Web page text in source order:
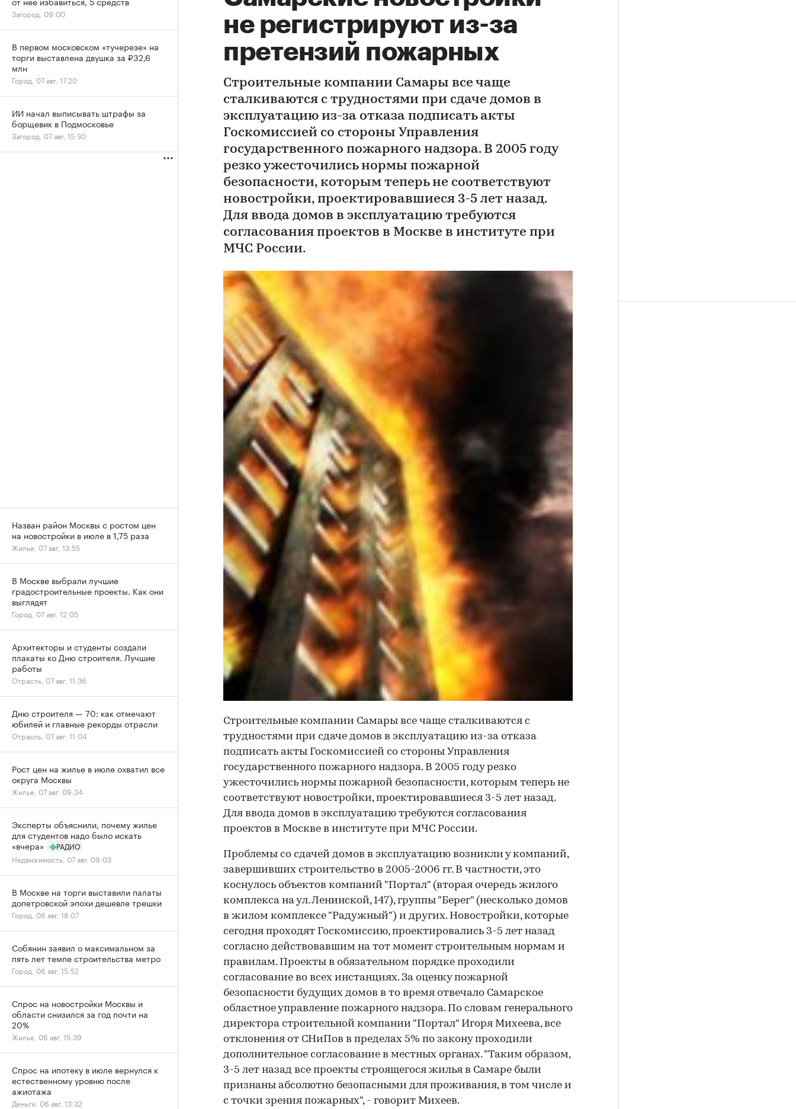
не регистрируют из-за
претензий пожарных
Строительные компании Самары все чаще
сталкиваются с трудностями при сдаче домов в
эксплуатацию из-за отказа подписать акты
Госкомиссией со стороны Управления
государственного пожарного надзора. В 2005 году
резко ужесточились нормы пожарной
безопасности, которым теперь не соответствуют
новостройки, проектировавшиеся 3-5 лет назад.
Для ввода домов в эксплуатацию требуются
согласования проектов в Москве в институте при
МЧС России.
Строительные компании Самары все чаще сталкиваются с
трудностями при сдаче домов в эксплуатацию из-за отказа
подписать акты Госкомиссией со стороны Управления
государственного пожарного надзора. В 2005 году резко
ужесточились нормы пожарной безопасности, которым теперь не
соответствуют новостройки, проектировавшиеся 3-5 лет назад.
Для ввода домов в эксплуатацию требуются согласования
проектов в Москве в институте при МЧС России.
Проблемы со сдачей домов в эксплуатацию возникли у компаний,
завершивших строительство в 2005-2006 гг. В частности, это
коснулось объектов компаний "Портал" (вторая очередь жилого
комплекса на ул. Ленинской, 147), группы "Берег" (несколько домов
в жилом комплексе "Радужный") и других. Новостройки, которые
сегодня проходят Госкомиссию, проектировались 3-5 лет назад
согласно действовавшим на тот момент строительным нормам и
правилам. Проекты в обязательном порядке проходили
согласование во всех инстанциях. За оценку пожарной
безопасности будущих домов в то время отвечало Самарское
областное управление пожарного надзора. По словам генерального
директора строительной компании "Портал" Игоря Михеева, все
отклонения от СНиПов в пределах 5% по закону проходили
дополнительное согласование в местных органах. "Таким образом,
3-5 лет назад все проекты строящегося жилья в Самаре были
признаны абсолютно безопасными для проживания, в том числе и
с точки зрения пожарных", - говорит Михеев.
Загород, 09:00
В первом московском «тучерезе» на
торги выставлена двушка за ₽32,6
млн
Город, 07 авг, 17:20
ИИ начал выписывать штрафы за
борщевик в Подмосковье
Загород, 07 авг, 15:30
Назван район Москвы с ростом цен
на новостройки в июле в 1,75 раза
Жилье, 07 авг, 13:55
В Москве выбрали лучшие
градостроительные проекты. Как они
выглядят
Город, 07 авг, 12:05
Архитекторы и студенты создали
плакаты ко Дню строителя. Лучшие
работы
Отрасль, 07 авг, 11:36
Дню строителя — 70: как отмечают
юбилей и главные рекорды отрасли
Отрасль, 07 авг, 11:04
Рост цен на жилье в июле охватил все
округа Москвы
Жилье, 07 авг, 09:34
Эксперты объяснили, почему жилье
для студентов надо было искать
«вчера»
РАДИО
Недвижимость, 07 авг, 09:03
В Москве на торги выставили палаты
допетровской эпохи дешевле трешки
Город, 06 авг, 18:07
Собянин заявил о максимальном за
пять лет темпе строительства метро
Город, 06 авг, 15:52
Спрос на новостройки Москвы и
области снизился за год почти на
20%
Жилье, 06 авг, 15:39
Спрос на ипотеку в июле вернулся к
естественному уровню после
ажиотажа
Деньги, 06 авг, 13:32